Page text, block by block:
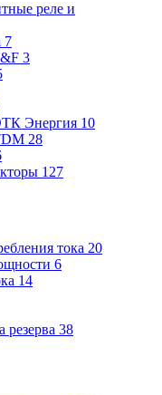
реле и
7
3
Энергия 10
28
127
тока 20
6
14
резерва 38